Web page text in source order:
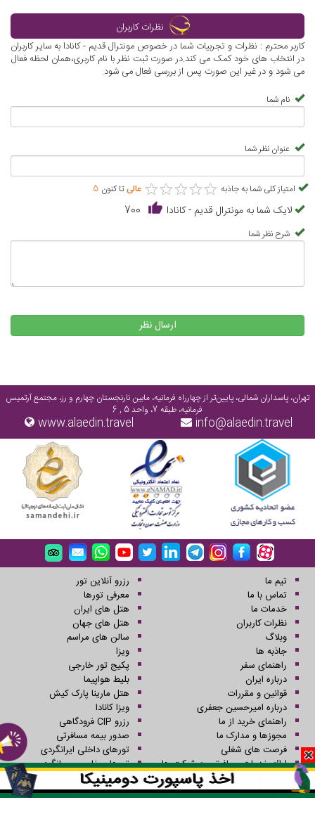
نظرات کاربران
کاربر محترم : نظرات و تجربیات شما در خصوص مونترال قدیم - کانادا به سایر کاربران
در انتخاب های خود کمک می کند.در صورت ثبت نظر با نام کاربری،همان لحظه فعال
می شود و در غیر این صورت پس از بررسی فعال می شود.
نام شما
عنوان نظر شما
امتیاز کلی شما به جاذبه ★★★★★
★★★★★ عالی تا کنون 5
لایک شما به مونترال قدیم - کانادا 700
شرح نظر شما
ارسال نظر
تهران، پاسداران شمالی، پایین‌تر از چهارراه فرمانیه، مابین نارنجستان چهارم و رز، مجتمع آرتمیس
فرمانیه، طبقه 7، واحد 5 , 6
info@alaedin.travel
www.alaedin.travel
تیم ما
تماس با ما
خدمات ما
نظرات کاربران
وبلاگ
جاذبه ها
راهنمای سفر
درباره ایران
قوانین و مقررات
درباره امیرحسین جعفری
راهنمای خرید از ما
مجوزها و مدارک ما
فرصت های شغلی
ارائه خدمات مسافرتی به شرکت ها
رزرو آنلاین تور
معرفی تورها
هتل های ایران
هتل های جهان
سالن های مراسم
ویزا
پکیج تور خارجی
بلیط هواپیما
هتل مارینا پارک کیش
ویزا کانادا
رزرو CIP فرودگاهی
صدور بیمه مسافرتی
تورهای داخلی ایرانگردی
تورهای خارجی جهانگردی
تورهای یک روزه
گروه های هتل داری